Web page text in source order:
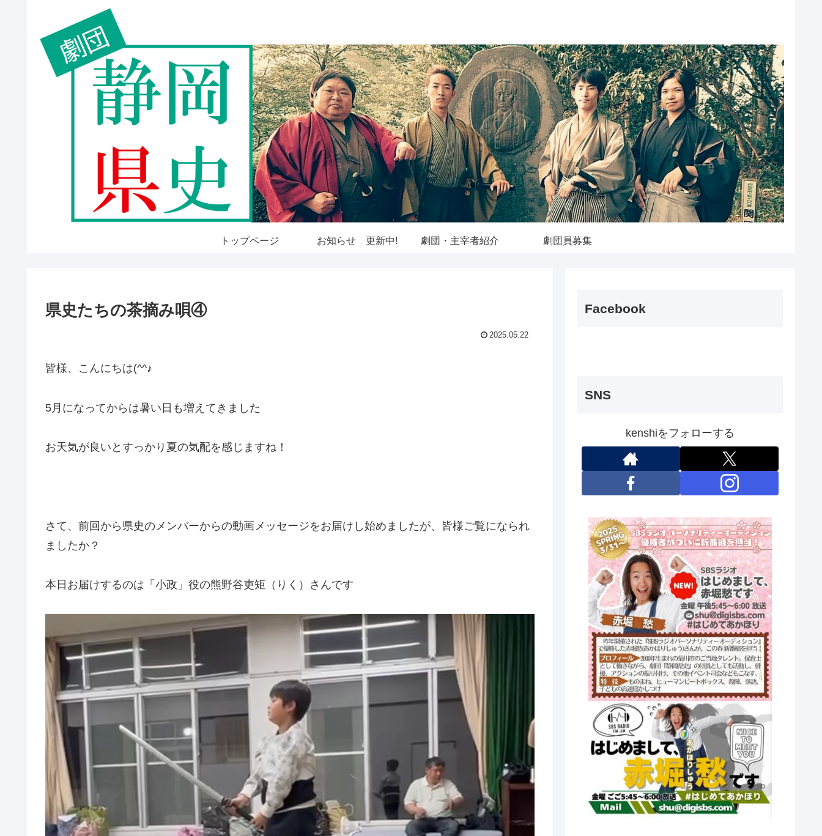
トップページ お知らせ 更新中! 劇団・主宰者紹介 劇団員募集
県史たちの茶摘み唄④
2025.05.22
皆様、こんにちは(^^♪
5月になってからは暑い日も増えてきました
お天気が良いとすっかり夏の気配を感じますね！
さて、前回から県史のメンバーからの動画メッセージをお届けし始めましたが、皆様ご覧になられ
ましたか？
本日お届けするのは「小政」役の熊野谷吏矩（りく）さんです
Facebook
SNS
kenshiをフォローする